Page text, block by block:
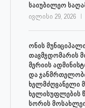
საიუბილეო
ივლისი 29, 2026
ონის
თავმჯდომარის
მერიის
და
ხელმძღვანელი
ხელისუფლების
სორის